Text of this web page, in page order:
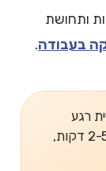
ותחושת
בעבודה.
רגע
מחכים לך תרגולים מודרכים בעברית של 2-5 דקות,